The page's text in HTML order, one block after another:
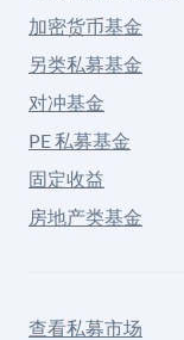
加密货币基金
另类私募基金
对冲基金
PE 私募基金
固定收益
房地产类基金
查看私募市场